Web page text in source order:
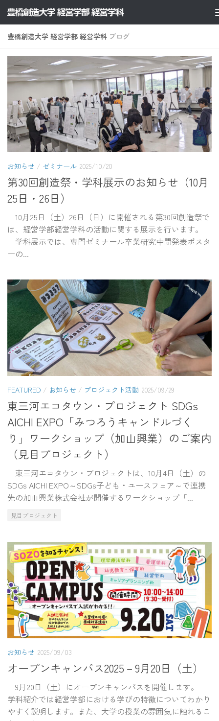
コンテンツへスキップ
豊橋創造大学 経営学部 経営学科 ブログ
お知らせ / ゼミナール 2025/10/20
第30回創造祭・学科展示のお知らせ（10月
25日・26日）
10月25日（土）26日（日）に開催される第30回創造祭で
は、経営学部経営学科の活動に関する展示を行います。
学科展示では、専門ゼミナール卒業研究中間発表ポスタ
ーの...
FEATURED / お知らせ / プロジェクト活動 2025/09/29
東三河エコタウン・プロジェクト SDGs
AICHI EXPO「みつろうキャンドルづく
り」ワークショップ（加山興業）のご案内
（見目プロジェクト）
東三河エコタウン・プロジェクトは、10月4日（土）の
SDGs AICHI EXPO～SDGs子ども・ユースフェア～で連携
先の加山興業株式会社が開催するワークショップ「...
見目プロジェクト
お知らせ 2025/09/03
オープンキャンパス2025－9月20日（土）
9月20日（土）にオープンキャンパスを開催します。
学科紹介では経営学部における学びの特徴についてわかり
やすく説明します。また、大学の授業の雰囲気に触れるこ